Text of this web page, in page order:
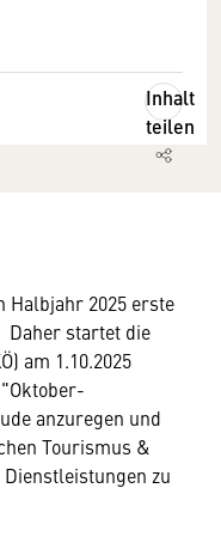
Inhalt
teilen
Halbjahr 2025 erste
startet die
am 1.10.2025
anzuregen und
Tourismus &
zu